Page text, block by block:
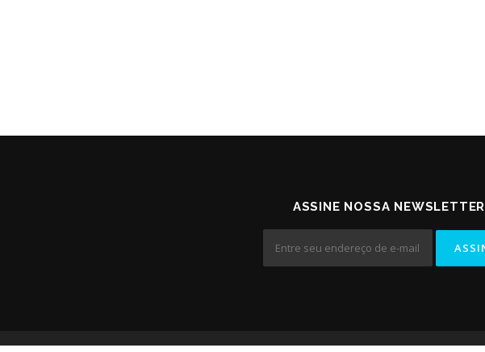
ASSINE NOSSA NEWSLETTER